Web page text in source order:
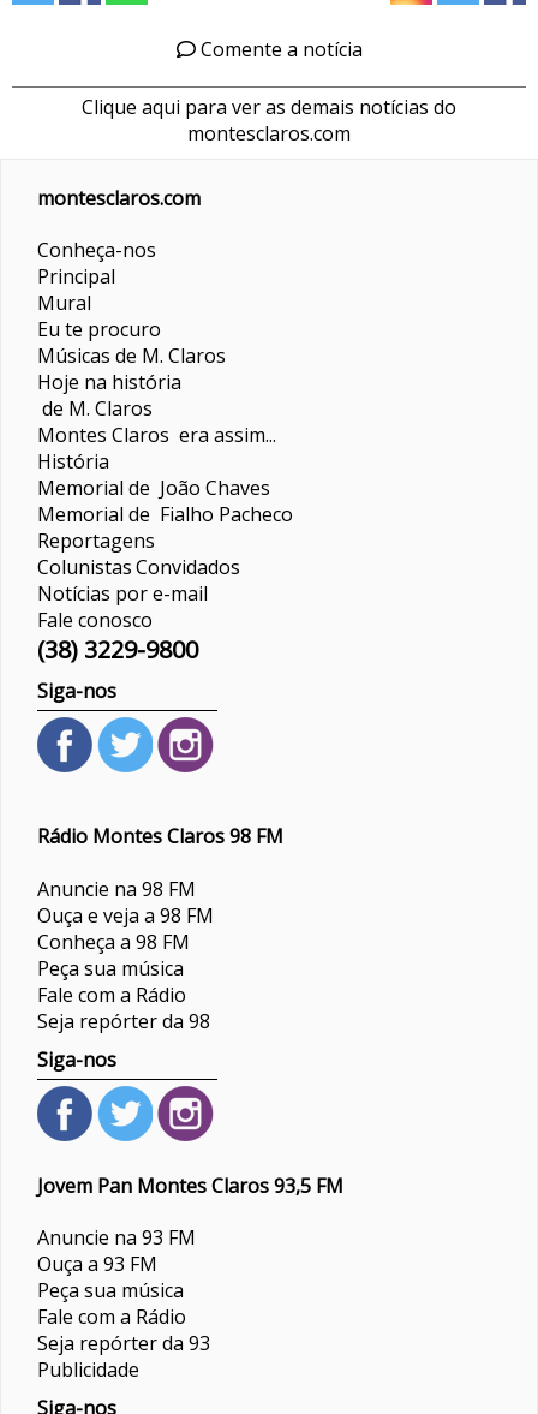
Comente a notícia
Clique aqui para ver as demais notícias do
montesclaros.com
montesclaros.com
Conheça-nos
Principal
Mural
Eu te procuro
Músicas de M. Claros
Hoje na história
de M. Claros
Montes Claros era assim...
História
Memorial de João Chaves
Memorial de Fialho Pacheco
Reportagens
ColunistasConvidados
Notícias por e-mail
Fale conosco
(38) 3229-9800
Siga-nos
Rádio Montes Claros 98 FM
Anuncie na 98 FM
Ouça e veja a 98 FM
Conheça a 98 FM
Peça sua música
Fale com a Rádio
Seja repórter da 98
Siga-nos
Jovem Pan Montes Claros 93,5 FM
Anuncie na 93 FM
Ouça a 93 FM
Peça sua música
Fale com a Rádio
Seja repórter da 93
Publicidade
Siga-nos